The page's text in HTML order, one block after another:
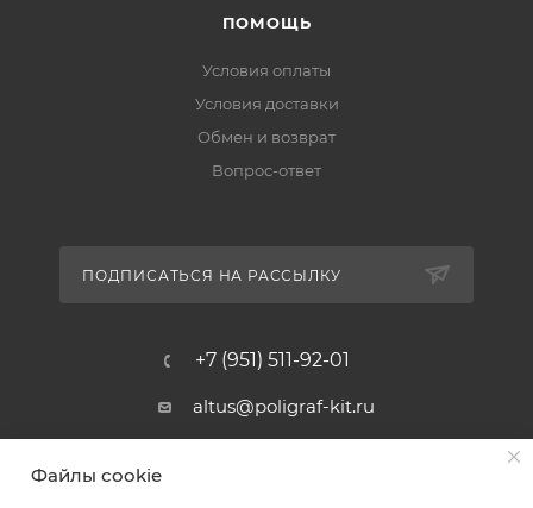
ПОМОЩЬ
Условия оплаты
Условия доставки
Обмен и возврат
Вопрос-ответ
ПОДПИСАТЬСЯ НА РАССЫЛКУ
+7 (951) 511-92-01
altus@poligraf-kit.ru
Ростовская обл, Аксайский р-н,
Файлы cookie